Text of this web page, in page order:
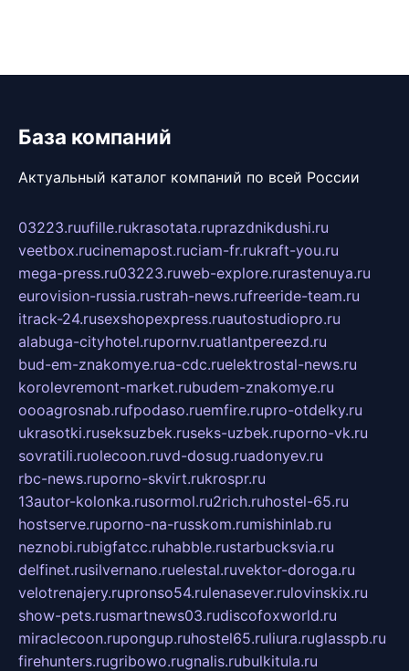
База компаний
Актуальный каталог компаний по всей России
03223.ruufille.rukrasotata.ruprazdnikdushi.ru
veetbox.rucinemapost.ruciam-fr.rukraft-you.ru
mega-press.ru03223.ruweb-explore.rurastenuya.ru
eurovision-russia.rustrah-news.rufreeride-team.ru
itrack-24.rusexshopexpress.ruautostudiopro.ru
alabuga-cityhotel.rupornv.ruatlantpereezd.ru
bud-em-znakomye.rua-cdc.ruelektrostal-news.ru
korolevremont-market.rubudem-znakomye.ru
oooagrosnab.rufpodaso.ruemfire.rupro-otdelky.ru
ukrasotki.ruseksuzbek.ruseks-uzbek.ruporno-vk.ru
sovratili.ruolecoon.ruvd-dosug.ruadonyev.ru
rbc-news.ruporno-skvirt.rukrospr.ru
13autor-kolonka.rusormol.ru2rich.ruhostel-65.ru
hostserve.ruporno-na-russkom.rumishinlab.ru
neznobi.rubigfatcc.ruhabble.rustarbucksvia.ru
delfinet.rusilvernano.ruelestal.ruvektor-doroga.ru
velotrenajery.rupronso54.rulenasever.rulovinskix.ru
show-pets.rusmartnews03.rudiscofoxworld.ru
miraclecoon.rupongup.ruhostel65.ruliura.ruglasspb.ru
firehunters.rugribowo.rugnalis.rubulkitula.ru